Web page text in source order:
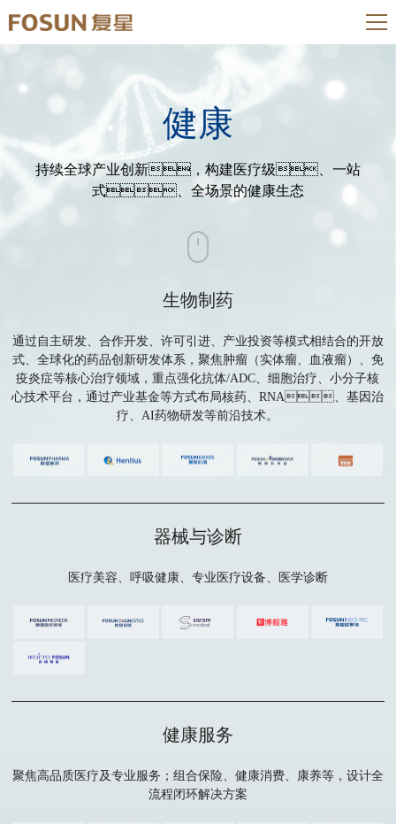
健康
持续全球产业创新，构建医疗级、一站
式、全场景的健康生态
生物制药
通过自主研发、合作开发、许可引进、产业投资等模式相结合的开放
式、全球化的药品创新研发体系，聚焦肿瘤（实体瘤、血液瘤）、免
疫炎症等核心治疗领域，重点强化抗体/ADC、细胞治疗、小分子核
心技术平台，通过产业基金等方式布局核药、RNA、基因治
疗、AI药物研发等前沿技术。
器械与诊断
医疗美容、呼吸健康、专业医疗设备、医学诊断
健康服务
聚焦高品质医疗及专业服务；组合保险、健康消费、康养等，设计全
流程闭环解决方案